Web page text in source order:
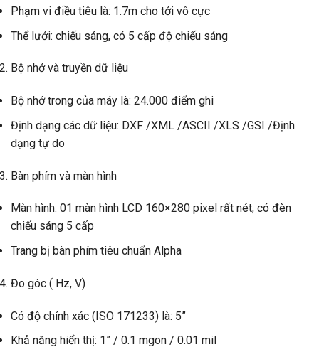
Phạm vi điều tiêu là: 1.7m cho tới vô cực
Thể lưới: chiếu sáng, có 5 cấp độ chiếu sáng
Bộ nhớ và truyền dữ liệu
Bộ nhớ trong của máy là: 24.000 điểm ghi
Định dạng các dữ liệu: DXF /XML /ASCII /XLS /GSI /Định
dạng tự do
Bàn phím và màn hình
Màn hình: 01 màn hình LCD 160×280 pixel rất nét, có đèn
chiếu sáng 5 cấp
Trang bị bàn phím tiêu chuẩn Alpha
Đo góc ( Hz, V)
Có độ chính xác (ISO 171233) là: 5”
Khả năng hiển thị: 1” / 0.1 mgon / 0.01 mil